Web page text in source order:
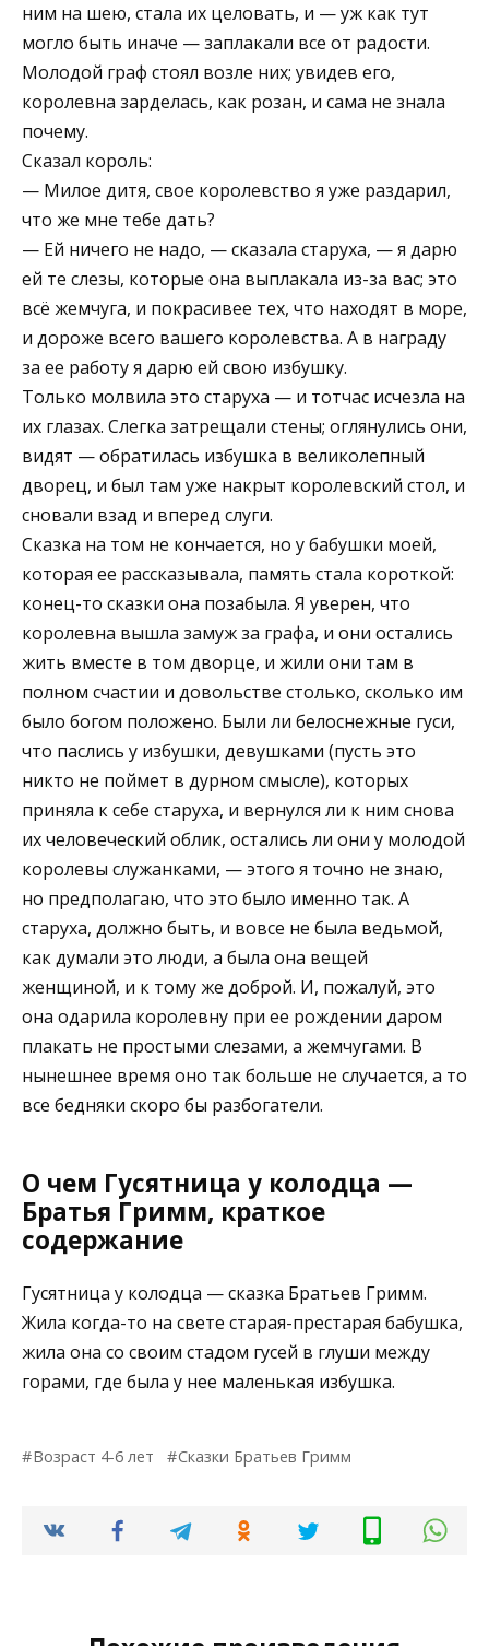
ним на шею, стала их целовать, и — уж как тут
могло быть иначе — заплакали все от радости.
Молодой граф стоял возле них; увидев его,
королевна зарделась, как розан, и сама не знала
почему.
Сказал король:
— Милое дитя, свое королевство я уже раздарил,
что же мне тебе дать?
— Ей ничего не надо, — сказала старуха, — я дарю
ей те слезы, которые она выплакала из-за вас; это
всё жемчуга, и покрасивее тех, что находят в море,
и дороже всего вашего королевства. А в награду
за ее работу я дарю ей свою избушку.
Только молвила это старуха — и тотчас исчезла на
их глазах. Слегка затрещали стены; оглянулись они,
видят — обратилась избушка в великолепный
дворец, и был там уже накрыт королевский стол, и
сновали взад и вперед слуги.
Сказка на том не кончается, но у бабушки моей,
которая ее рассказывала, память стала короткой:
конец-то сказки она позабыла. Я уверен, что
королевна вышла замуж за графа, и они остались
жить вместе в том дворце, и жили они там в
полном счастии и довольстве столько, сколько им
было богом положено. Были ли белоснежные гуси,
что паслись у избушки, девушками (пусть это
никто не поймет в дурном смысле), которых
приняла к себе старуха, и вернулся ли к ним снова
их человеческий облик, остались ли они у молодой
королевы служанками, — этого я точно не знаю,
но предполагаю, что это было именно так. А
старуха, должно быть, и вовсе не была ведьмой,
как думали это люди, а была она вещей
женщиной, и к тому же доброй. И, пожалуй, это
она одарила королевну при ее рождении даром
плакать не простыми слезами, а жемчугами. В
нынешнее время оно так больше не случается, а то
все бедняки скоро бы разбогатели.
О чем Гусятница у колодца —
Братья Гримм, краткое
содержание
Гусятница у колодца — сказка Братьев Гримм.
Жила когда-то на свете старая-престарая бабушка,
жила она со своим стадом гусей в глуши между
горами, где была у нее маленькая избушка.
Возраст 4-6 лет Сказки Братьев Гримм